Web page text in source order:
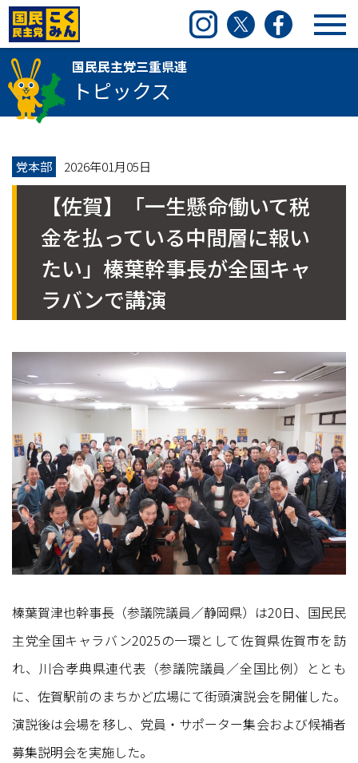
国民民主党三重県連 InstagramTwitter Facebook
国民民主党三重県連
トピックス
党本部 2026年01月05日
【佐賀】「一生懸命働いて税
金を払っている中間層に報い
たい」榛葉幹事長が全国キャ
ラバンで講演
榛葉賀津也幹事長（参議院議員／静岡県）は20日、国民民
主党全国キャラバン2025の一環として佐賀県佐賀市を訪
れ、川合孝典県連代表（参議院議員／全国比例）ととも
に、佐賀駅前のまちかど広場にて街頭演説会を開催した。
演説後は会場を移し、党員・サポーター集会および候補者
募集説明会を実施した。